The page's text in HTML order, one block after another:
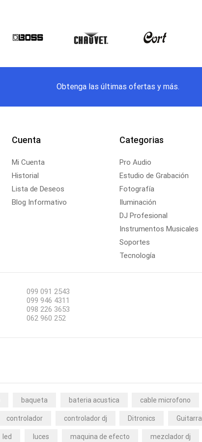
Obtenga las últimas ofertas y más.
Cuenta
Mi Cuenta
Historial
Lista de Deseos
Blog Informativo
Categorias
Pro Audio
Estudio de Grabación
Fotografía
Iluminación
DJ Profesional
Instrumentos Musicales
Soportes
Tecnología
099 091 2543
099 946 4311
098 226 3653
062 960 252
baqueta bateria acustica cable microfono
controlador controlador dj Ditronics Guitarra
led luces maquina de efecto mezclador dj